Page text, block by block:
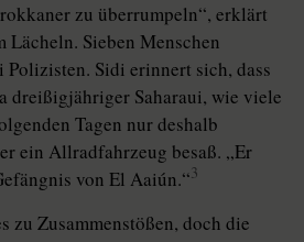
zu überrumpeln“, erklärt
Lächeln. Sieben Menschen
Polizisten. Sidi erinnert sich, dass
dreißigjähriger Saharaui, wie viele
Tagen nur deshalb
ein Allradfahrzeug besaß. „Er
von El Aaiún.“3
zu Zusammenstößen, doch die